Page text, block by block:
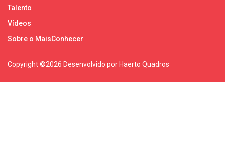
Talento
Vídeos
Sobre o MaisConhecer
Copyright ©2026 Desenvolvido por Haerto Quadros